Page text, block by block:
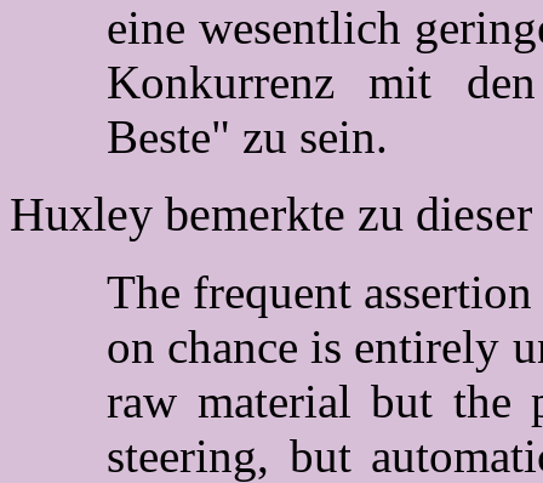
eine wesentlich
Konkurrenz mit
Beste" zu sein.
Huxley bemerkte zu
The frequent
on chance is entirely
raw material but the
steering, but